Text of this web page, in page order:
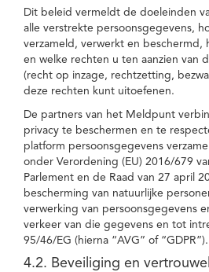
Dit beleid vermeldt de doeleinden
alle verstrekte persoonsgegevens,
verzameld, verwerkt en beschermd,
en welke rechten u ten aanzien van
(recht op inzage, rechtzetting,
deze rechten kunt uitoefenen.
De partners van het Meldpunt
privacy te beschermen en te
platform persoonsgegevens
onder Verordening (EU) 2016/679
Parlement en de Raad van 27 april
bescherming van natuurlijke
verwerking van persoonsgegevens
verkeer van die gegevens en tot
95/46/EG (hierna “AVG” of “GDPR”).
4.2. Beveiliging en